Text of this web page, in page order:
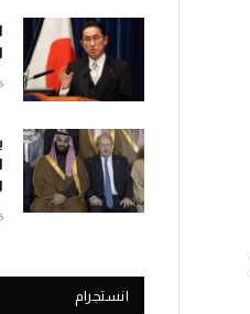
16
16
انستجرام